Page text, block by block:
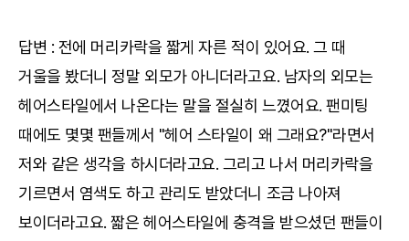
답변 : 전에 머리카락을 짧게 자른 적이 있어요. 그 때
거울을 봤더니 정말 외모가 아니더라고요. 남자의 외모는
헤어스타일에서 나온다는 말을 절실히 느꼈어요. 팬미팅
때에도 몇몇 팬들께서 "헤어 스타일이 왜 그래요?"라면서
저와 같은 생각을 하시더라고요. 그리고 나서 머리카락을
기르면서 염색도 하고 관리도 받았더니 조금 나아져
보이더라고요. 짧은 헤어스타일에 충격을 받으셨던 팬들이